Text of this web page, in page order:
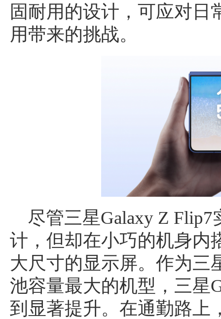
固耐用的设计，可应对日
用带来的挑战。
尽管三星Galaxy Z
计，但却在小巧的机身内
大尺寸的显示屏。作为三
池容量最大的机型，三星
到显著提升。在通勤路上